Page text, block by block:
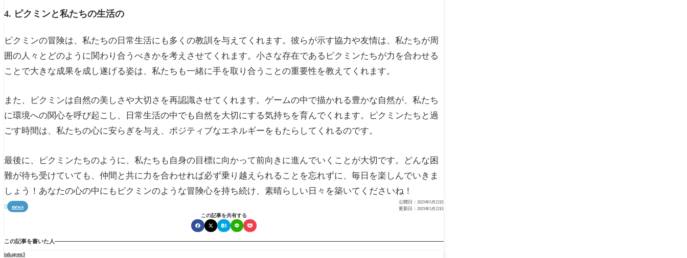
4. ピクミンと私たちの生活の
ピクミンの冒険は、私たちの日常生活にも多くの教訓を与えてくれます。彼らが示す協力や友情は、私たちが周
囲の人々とどのように関わり合うべきかを考えさせてくれます。小さな存在であるピクミンたちが力を合わせる
ことで大きな成果を成し遂げる姿は、私たちも一緒に手を取り合うことの重要性を教えてくれます。
また、ピクミンは自然の美しさや大切さを再認識させてくれます。ゲームの中で描かれる豊かな自然が、私たち
に環境への関心を呼び起こし、日常生活の中でも自然を大切にする気持ちを育んでくれます。ピクミンたちと過
ごす時間は、私たちの心に安らぎを与え、ポジティブなエネルギーをもたらしてくれるのです。
最後に、ピクミンたちのように、私たちも自身の目標に向かって前向きに進んでいくことが大切です。どんな困
難が待ち受けていても、仲間と共に力を合わせれば必ず乗り越えられることを忘れずに、毎日を楽しんでいきま
しょう！あなたの心の中にもピクミンのような冒険心を持ち続け、素晴らしい日々を築いてくださいね！
 news
公開日： 2025年5月22日
更新日： 2025年5月22日
この記事を共有する
この記事を書いた人
takapon3